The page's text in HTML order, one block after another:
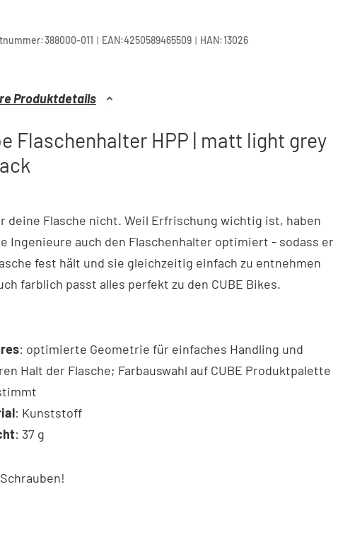
388000-011 | EAN:4250589465509 | HAN:13026
Produktdetails
Flaschenhalter HPP | matt light grey
deine Flasche nicht. Weil Erfrischung wichtig ist, haben
Ingenieure auch den Flaschenhalter optimiert - sodass er
fest hält und sie gleichzeitig einfach zu entnehmen
farblich passt alles perfekt zu den CUBE Bikes.
: optimierte Geometrie für einfaches Handling und
Halt der Flasche; Farbauswahl auf CUBE Produktpalette
: Kunststoff
: 37 g